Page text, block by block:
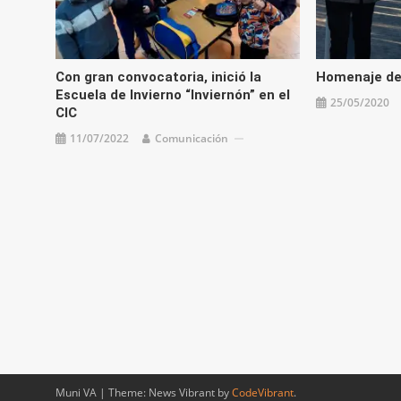
Con gran convocatoria, inició la
Escuela de Invierno “Inviernón” en el
CIC
11/07/2022 Comunicación
Homenaje
25/05/2020
Muni VA | Theme: News Vibrant byCodeVibrant.